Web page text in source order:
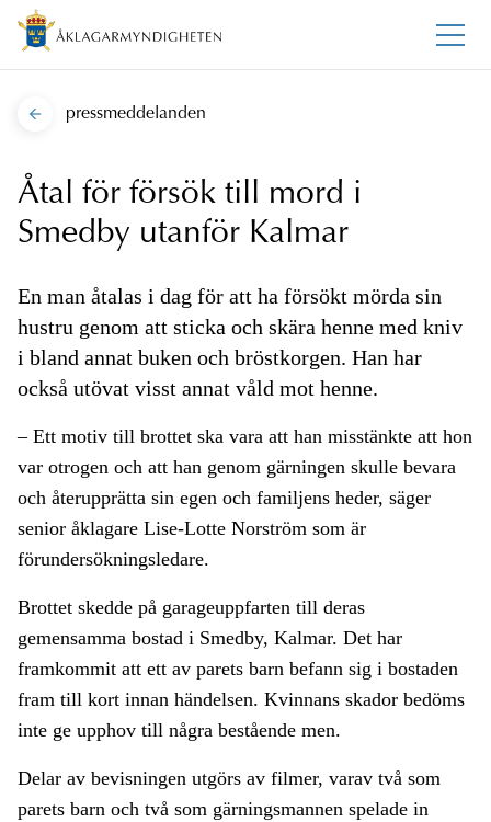
pressmeddelanden
Åtal för försök till mord i
Smedby utanför Kalmar
En man åtalas i dag för att ha försökt mörda sin
hustru genom att sticka och skära henne med kniv
i bland annat buken och bröstkorgen. Han har
också utövat visst annat våld mot henne.
– Ett motiv till brottet ska vara att han misstänkte att hon
var otrogen och att han genom gärningen skulle bevara
och återupprätta sin egen och familjens heder, säger
senior åklagare Lise-Lotte Norström som är
förundersökningsledare.
Brottet skedde på garageuppfarten till deras
gemensamma bostad i Smedby, Kalmar. Det har
framkommit att ett av parets barn befann sig i bostaden
fram till kort innan händelsen. Kvinnans skador bedöms
inte ge upphov till några bestående men.
Delar av bevisningen utgörs av filmer, varav två som
parets barn och två som gärningsmannen spelade in